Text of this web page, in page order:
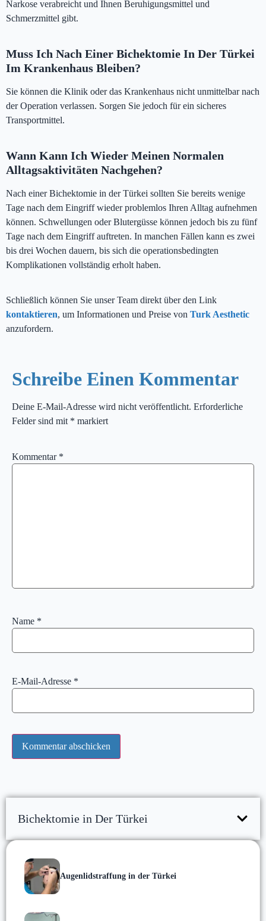
Narkose verabreicht und Ihnen Beruhigungsmittel und
Schmerzmittel gibt.
Muss Ich Nach Einer Bichektomie In Der Türkei
Im Krankenhaus Bleiben?
Sie können die Klinik oder das Krankenhaus nicht unmittelbar nach
der Operation verlassen. Sorgen Sie jedoch für ein sicheres
Transportmittel.
Wann Kann Ich Wieder Meinen Normalen
Alltagsaktivitäten Nachgehen?
Nach einer Bichektomie in der Türkei sollten Sie bereits wenige
Tage nach dem Eingriff wieder problemlos Ihren Alltag aufnehmen
können. Schwellungen oder Blutergüsse können jedoch bis zu fünf
Tage nach dem Eingriff auftreten. In manchen Fällen kann es zwei
bis drei Wochen dauern, bis sich die operationsbedingten
Komplikationen vollständig erholt haben.
Schließlich können Sie unser Team direkt über den Link
kontaktieren, um Informationen und Preise von Turk Aesthetic
anzufordern.
Schreibe Einen Kommentar
Deine E-Mail-Adresse wird nicht veröffentlicht. Erforderliche
Felder sind mit * markiert
Kommentar *
Name *
E-Mail-Adresse *
Bichektomie in Der Türkei
Augenlidstraffung in der Türkei